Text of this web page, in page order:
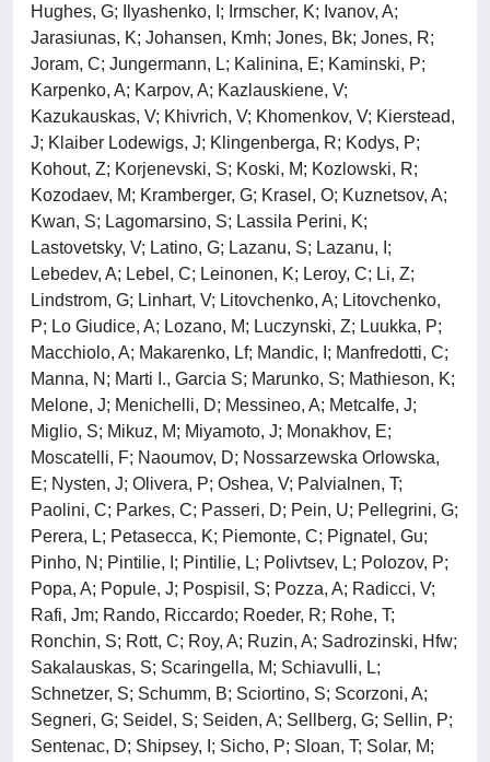
Hughes, G; Ilyashenko, I; Irmscher, K; Ivanov, A;
Jarasiunas, K; Johansen, Kmh; Jones, Bk; Jones, R;
Joram, C; Jungermann, L; Kalinina, E; Kaminski, P;
Karpenko, A; Karpov, A; Kazlauskiene, V;
Kazukauskas, V; Khivrich, V; Khomenkov, V; Kierstead,
J; Klaiber Lodewigs, J; Klingenberga, R; Kodys, P;
Kohout, Z; Korjenevski, S; Koski, M; Kozlowski, R;
Kozodaev, M; Kramberger, G; Krasel, O; Kuznetsov, A;
Kwan, S; Lagomarsino, S; Lassila Perini, K;
Lastovetsky, V; Latino, G; Lazanu, S; Lazanu, I;
Lebedev, A; Lebel, C; Leinonen, K; Leroy, C; Li, Z;
Lindstrom, G; Linhart, V; Litovchenko, A; Litovchenko,
P; Lo Giudice, A; Lozano, M; Luczynski, Z; Luukka, P;
Macchiolo, A; Makarenko, Lf; Mandic, I; Manfredotti, C;
Manna, N; Marti I., Garcia S; Marunko, S; Mathieson, K;
Melone, J; Menichelli, D; Messineo, A; Metcalfe, J;
Miglio, S; Mikuz, M; Miyamoto, J; Monakhov, E;
Moscatelli, F; Naoumov, D; Nossarzewska Orlowska,
E; Nysten, J; Olivera, P; Oshea, V; Palvialnen, T;
Paolini, C; Parkes, C; Passeri, D; Pein, U; Pellegrini, G;
Perera, L; Petasecca, K; Piemonte, C; Pignatel, Gu;
Pinho, N; Pintilie, I; Pintilie, L; Polivtsev, L; Polozov, P;
Popa, A; Popule, J; Pospisil, S; Pozza, A; Radicci, V;
Rafi, Jm; Rando, Riccardo; Roeder, R; Rohe, T;
Ronchin, S; Rott, C; Roy, A; Ruzin, A; Sadrozinski, Hfw;
Sakalauskas, S; Scaringella, M; Schiavulli, L;
Schnetzer, S; Schumm, B; Sciortino, S; Scorzoni, A;
Segneri, G; Seidel, S; Seiden, A; Sellberg, G; Sellin, P;
Sentenac, D; Shipsey, I; Sicho, P; Sloan, T; Solar, M;